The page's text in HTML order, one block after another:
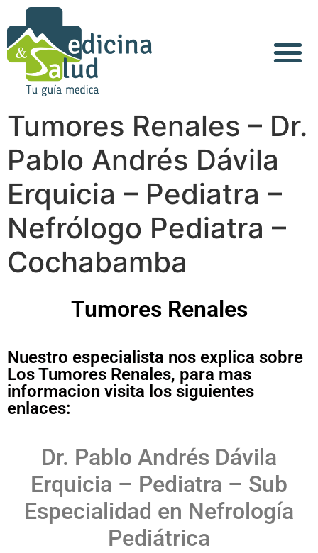
Tumores Renales – Dr.
Pablo Andrés Dávila
Erquicia – Pediatra –
Nefrólogo Pediatra –
Cochabamba
Tumores Renales
Nuestro especialista nos explica sobre
Los Tumores Renales, para mas
informacion visita los siguientes
enlaces:
Dr. Pablo Andrés Dávila
Erquicia – Pediatra – Sub
Especialidad en Nefrología
Pediátrica